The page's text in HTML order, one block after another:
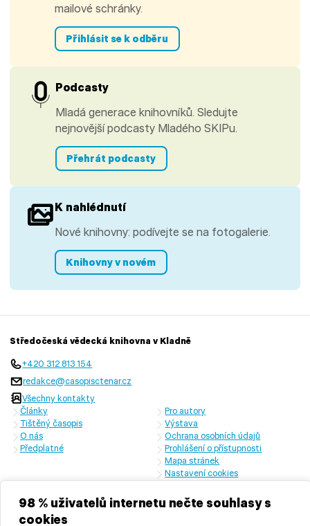
98 % uživatelů internetu nečte souhlasy s
cookies
mailové schránky.
Přihlásit se k odběru
Podcasty
Mladá generace knihovníků. Sledujte
nejnovější podcasty Mladého SKIPu.
Přehrát podcasty
K nahlédnutí
Nové knihovny: podívejte se na fotogalerie.
Knihovny v novém
Středočeská vědecká knihovna v Kladně
+420 312 813 154
redakce@casopisctenar.cz
Všechny kontakty
Články
Tištěný časopis
O nás
Předplatné
Pro autory
Výstava
Ochrana osobních údajů
Prohlášení o přístupnosti
Mapa stránek
Nastavení cookies
České republiky a Středočeského kraje